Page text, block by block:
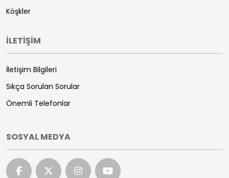
Köşkler
İLETİŞİM
İletişim Bilgileri
Sıkça Sorulan Sorular
Önemli Telefonlar
SOSYAL MEDYA